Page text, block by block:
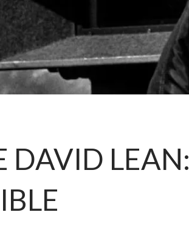
DAVID LEAN: